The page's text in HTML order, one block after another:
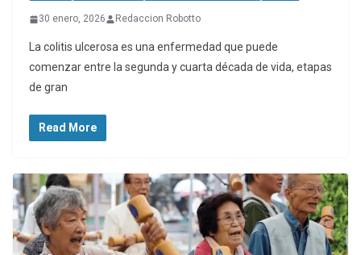
30 enero, 2026 Redaccion Robotto
La colitis ulcerosa es una enfermedad que puede
comenzar entre la segunda y cuarta década de vida, etapas
de gran
Read More